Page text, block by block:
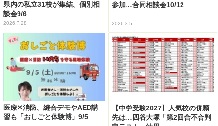
県内の私立31校が集結、個別相
談会9/6
2026.7.28
参加…合同相談会10/12
2026.8.5
医療✕消防、縫合デモやAED講
習も「おしごと体験博」9/5
【中学受験2027】人気校の併願
先は…四谷大塚「第2回合不合判